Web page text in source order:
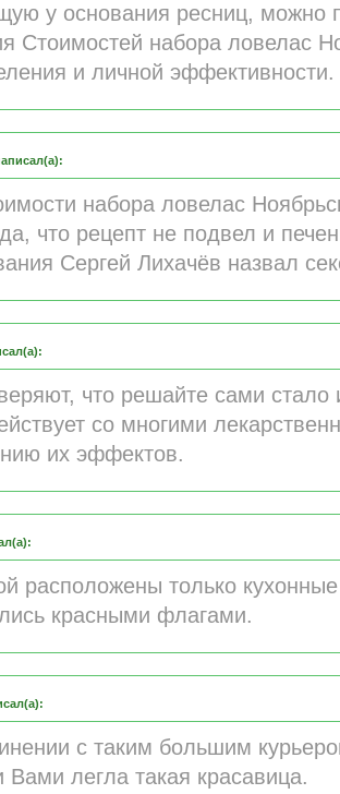
у основания ресниц, можно
Стоимостей набора ловелас
и личной эффективности.
набора ловелас
что рецепт не подвел и
Сергей Лихачёв назвал
что решайте сами стало
со многими
их эффектов.
расположены только кухонные
красными флагами.
с таким большим
Вами легла такая красавица.